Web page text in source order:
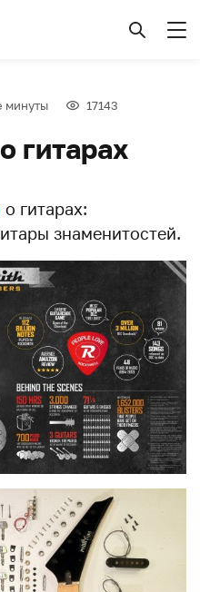
минуты 17143
гитарах
о гитарах:
знаменитостей.